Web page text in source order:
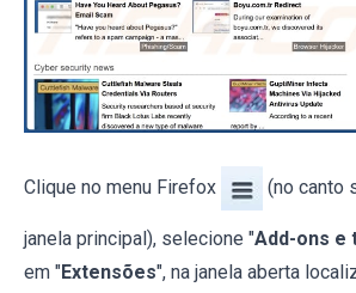
Clique no menu Firefox (no canto
janela principal), selecione "Add-ons e
em "Extensões", na janela aberta